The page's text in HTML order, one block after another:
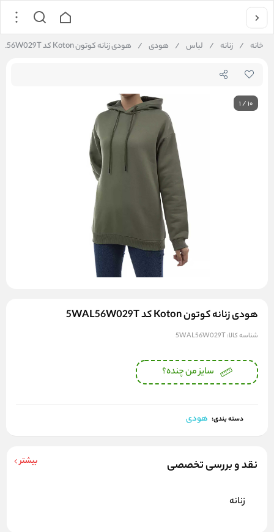
خانه / زنانه / لباس / هودی / هودی زنانه کوتون Koton کد 5WAL56W029T
1/10
هودی زنانه کوتون Koton کد 5WAL56W029T
شناسه کالا:5WAL56W029T
سایز من چنده؟
دسته بندی: هودی
نقد و بررسی تخصصی بیشتر
زنانه